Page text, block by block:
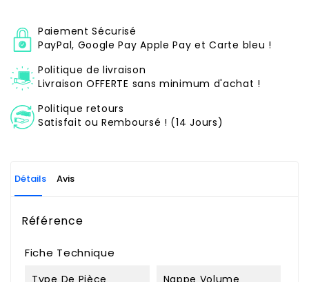
Paiement Sécurisé
PayPal, Google Pay Apple Pay et Carte bleu !
Politique de livraison
Livraison OFFERTE sans minimum d'achat !
Politique retours
Satisfait ou Remboursé ! (14 Jours)
Détails Avis
Référence
Fiche Technique
Type De Pièce
Nappe Volume